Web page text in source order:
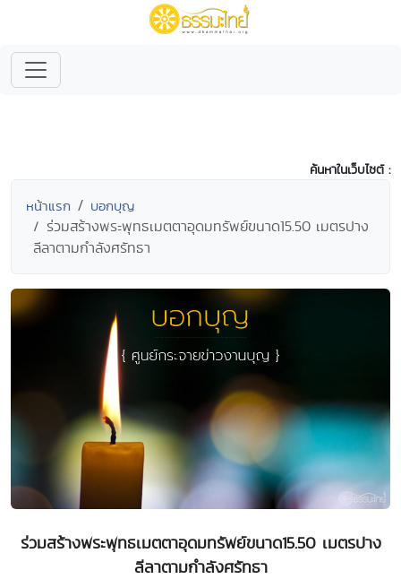
ค้นหาในเว็บไซต์ :
หน้าแรก บอกบุญ
ร่วมสร้างพระพุทธเมตตาอุดมทรัพย์ขนาด15.50 เมตรปาง
ลีลาตามกำลังศรัทธา
ร่วมสร้างพระพุทธเมตตาอุดมทรัพย์ขนาด15.50 เมตรปาง
ลีลาตามกำลังศรัทธา